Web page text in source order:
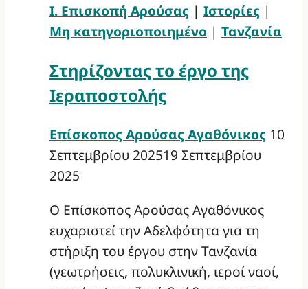
Ι. Επισκοπή Αρούσας | Ιστορίες |
Μη κατηγοριοποιημένο | Τανζανία
Στηρίζοντας το έργο της
Ιεραποστολής
Επίσκοπος Αρούσας Αγαθόνικος 10
Σεπτεμβρίου 202519 Σεπτεμβρίου
2025
Ο Επίσκοπος Αρούσας Αγαθόνικος
ευχαριστεί την Αδελφότητα για τη
στήριξη του έργου στην Τανζανία
(γεωτρήσεις, πολυκλινική, ιεροί ναοί,